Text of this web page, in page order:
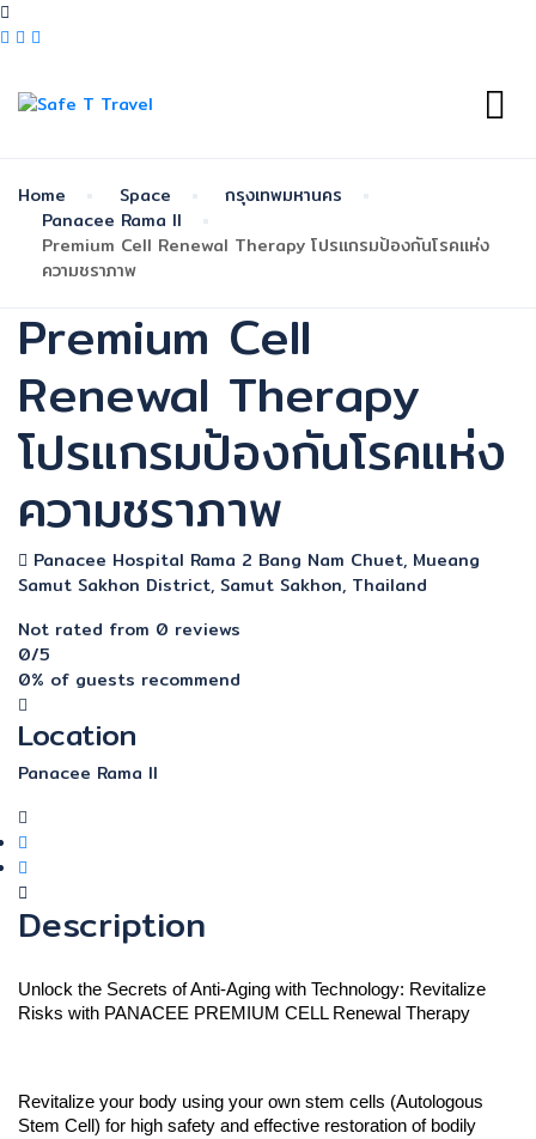
Home Space
กรุงเทพมหานคร
Panacee Rama ll
Premium Cell Renewal Therapy โปรแกรมป้องกันโรคแห่ง
ความชราภาพ
Premium Cell
Renewal Therapy
โปรแกรมป้องกันโรคแห่ง
ความชราภาพ
Panacee Hospital Rama 2 Bang Nam Chuet, Mueang
Samut Sakhon District, Samut Sakhon, Thailand
Not rated from 0 reviews
0/5
0% of guests recommend
Location
Panacee Rama ll
Description
Unlock the Secrets of Anti-Aging with Technology: Revitalize
Risks with PANACEE PREMIUM CELL Renewal Therapy
Revitalize your body using your own stem cells (Autologous
Stem Cell) for high safety and effective restoration of bodily